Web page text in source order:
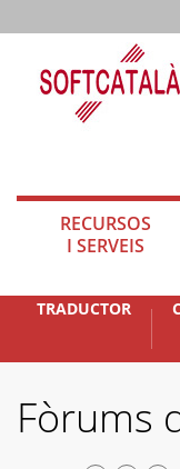
RECURSOS
I SERVEIS
TRADUCTOR
Fòrums